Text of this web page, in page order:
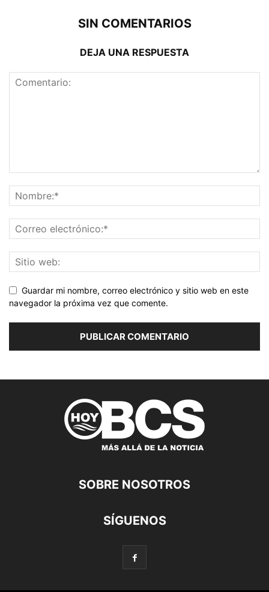
SIN COMENTARIOS
DEJA UNA RESPUESTA
Guardar mi nombre, correo electrónico y sitio web en este
navegador la próxima vez que comente.
SOBRE NOSOTROS
SÍGUENOS